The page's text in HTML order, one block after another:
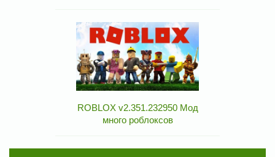
ROBLOX v2.351.232950 Мод
много роблоксов